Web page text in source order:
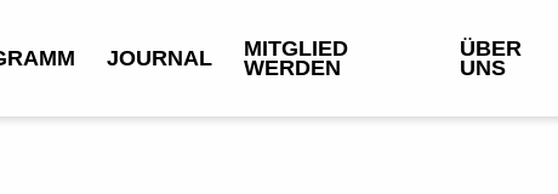
JOURNAL
MITGLIED
WERDEN
ÜBER
UNS